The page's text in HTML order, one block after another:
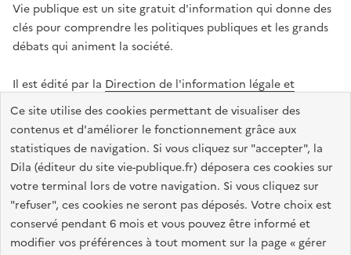
Ce site utilise des cookies permettant de visualiser des
contenus et d'améliorer le fonctionnement grâce aux
statistiques de navigation. Si vous cliquez sur "accepter", la
Dila (éditeur du site vie-publique.fr) déposera ces cookies sur
votre terminal lors de votre navigation. Si vous cliquez sur
"refuser", ces cookies ne seront pas déposés. Votre choix est
conservé pendant 6 mois et vous pouvez être informé et
modifier vos préférences à tout moment sur la page « gérer
Vie publique est un site gratuit d'information qui donne des
clés pour comprendre les politiques publiques et les grands
débats qui animent la société.
Il est édité par la Direction de l'information légale et
administrative
legifrance.gouv.fr info.gouv.fr
data.gouv.fr
service-public.gouv.fr
Accessibilité : totalement conforme Données personnelles